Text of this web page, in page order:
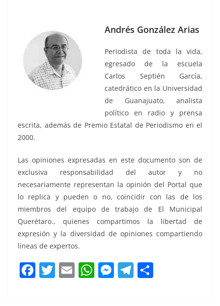
Andrés González Arias
Periodista de toda la vida,
egresado de la escuela
Carlos Septién García,
catedrático en la Universidad
de Guanajuato, analista
político en radio y prensa
escrita, además de Premio Estatal de Periodismo en el
2000.
Las opiniones expresadas en este documento son de
exclusiva responsabilidad del autor y no
necesariamente representan la opinión del Portal que
lo replica y pueden o no, coincidir con las de los
miembros del equipo de trabajo de El Municipal
Querétaro., quienes compartimos la libertad de
expresión y la diversidad de opiniones compartiendo
líneas de expertos.
F T E W M T